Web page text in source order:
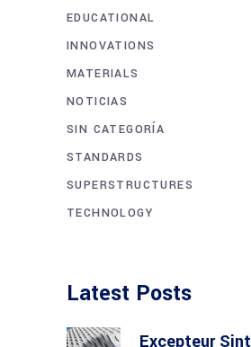
EDUCATIONAL
INNOVATIONS
MATERIALS
NOTICIAS
SIN CATEGORÍA
STANDARDS
SUPERSTRUCTURES
TECHNOLOGY
Latest Posts
Excepteur Sint